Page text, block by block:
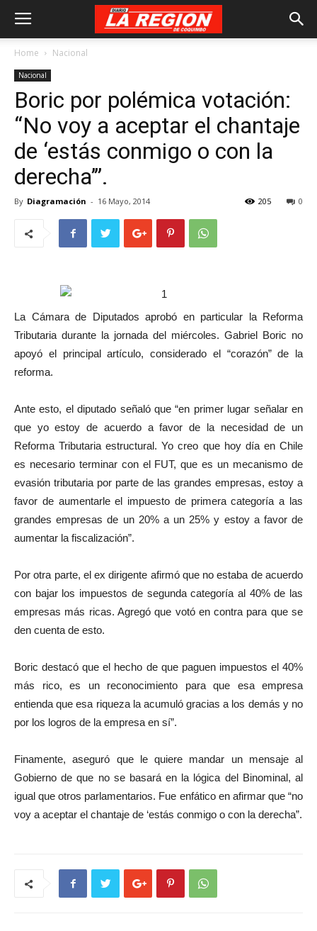
Home Nacional
Nacional
Boric por polémica votación:
“No voy a aceptar el chantaje
de ‘estás conmigo o con la
derecha’”.
By Diagramación - 16 Mayo, 2014 0
205
La Cámara de Diputados aprobó en particular la Reforma
Tributaria durante la jornada del miércoles. Gabriel Boric no
apoyó el principal artículo, considerado el “corazón” de la
reforma.
Ante esto, el diputado señaló que “en primer lugar señalar en
que yo estoy de acuerdo a favor de la necesidad de un
Reforma Tributaria estructural. Yo creo que hoy día en Chile
es necesario terminar con el FUT, que es un mecanismo de
evasión tributaria por parte de las grandes empresas, estoy a
favor de aumentarle el impuesto de primera categoría a las
grandes empresas de un 20% a un 25% y estoy a favor de
aumentar la fiscalización”.
Por otra parte, el ex dirigente afirmó que no estaba de acuerdo
con bajar los impuestos de segunda categoría al 40% de las
empresas más ricas. Agregó que votó en contra para que se
den cuenta de esto.
Boric destacó que el hecho de que paguen impuestos el 40%
más rico, es un reconocimiento para que esa empresa
entienda que esa riqueza la acumuló gracias a los demás y no
por los logros de la empresa en sí”.
Finamente, aseguró que le quiere mandar un mensaje al
Gobierno de que no se basará en la lógica del Binominal, al
igual que otros parlamentarios. Fue enfático en afirmar que “no
voy a aceptar el chantaje de ‘estás conmigo o con la derecha”.